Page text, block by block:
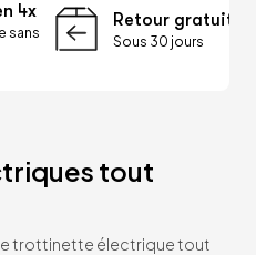
4x
sans
Retour gratuit
Sous 30 jours
tout
trottinette électrique tout